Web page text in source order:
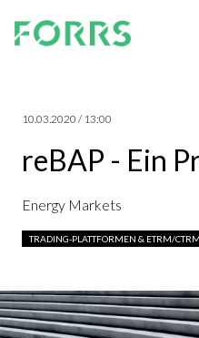
10.03.2020 / 13:00
reBAP - Ein
Energy Markets
TRADING-PLATTFORMEN & ETRM/CTRM